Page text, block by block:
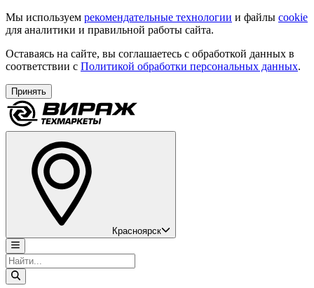
Мы используем рекомендательные технологии и файлы cookie
для аналитики и правильной работы сайта.
Оставаясь на сайте, вы соглашаетесь с обработкой данных в
соответствии с Политикой обработки персональных данных.
Принять
Красноярск